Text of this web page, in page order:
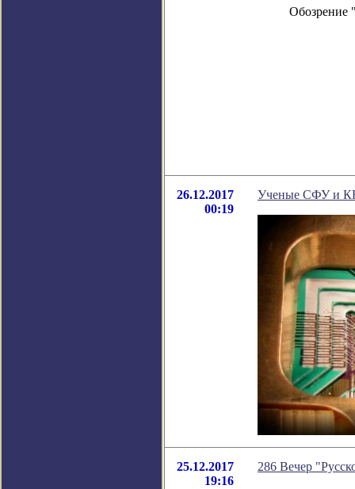
Обозрение
26.12.2017
00:19
Ученые СФУ и
25.12.2017
19:16
286 Вечер